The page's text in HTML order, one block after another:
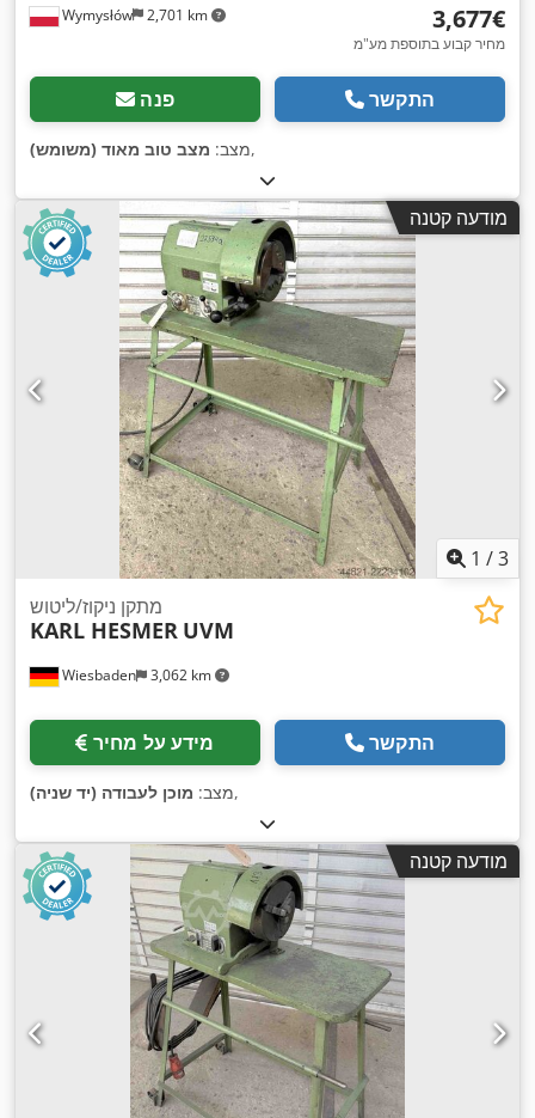
Wymysłów 2,701 km ‏3,677 ‏€
מחיר קבוע בתוספת מע"מ
פנה התקשר
מצב: מצב טוב מאוד (משומש) ,
מודעה קטנה
1 /3
Wiesbaden 3,062 km
מתקן ניקוז/ליטוש
KARL HESMER UVM
מידע על מחיר התקשר
מצב: מוכן לעבודה (יד שניה) ,
מודעה קטנה